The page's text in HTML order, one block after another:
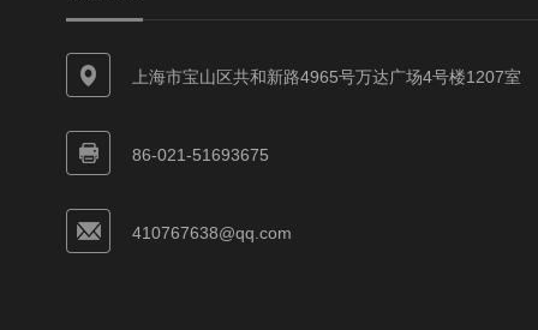
上海市宝山区共和新路4965号万达广场4号楼1207室
86-021-51693675
410767638@qq.com